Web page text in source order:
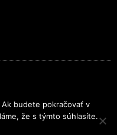
Ak budete pokračovať v
že s týmto súhlasíte.